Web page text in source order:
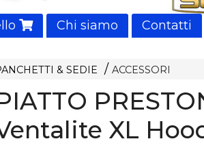
Chi siamo Contatti
& SEDIE ACCESSORI
XL